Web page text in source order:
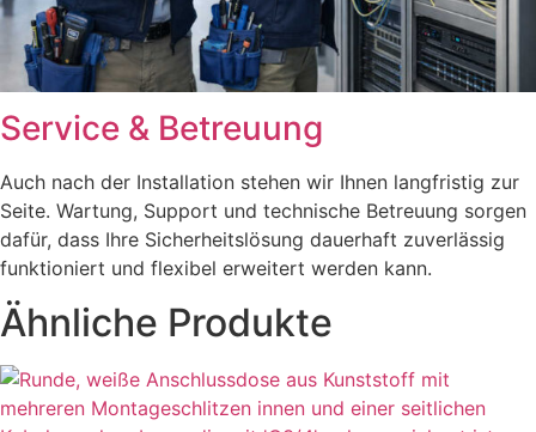
Service & Betreuung
Auch nach der Installation stehen wir Ihnen langfristig zur
Seite. Wartung, Support und technische Betreuung sorgen
dafür, dass Ihre Sicherheitslösung dauerhaft zuverlässig
funktioniert und flexibel erweitert werden kann.
Ähnliche Produkte